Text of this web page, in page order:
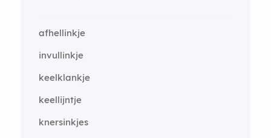
afhellinkje
invullinkje
keelklankje
keellijntje
knersinkjes